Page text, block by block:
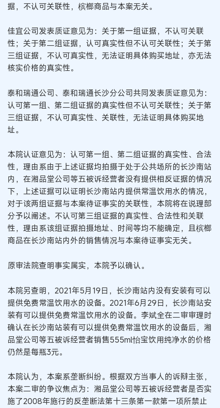
据，不认可关联性，槟榔商品与本案无关。
佳宜公司发表质证意见为：关于第一组证据，不认可关联
性；关于第二组证据，认可真实性但不认可关联性；关于第
三组证据，不认可真实性，无法证明具体购买地址，亦无法
核实价格的真实性。
泰和瑞通公司、泰和瑞通长沙分公司共同发表质证意见为：
认可第一组、第二组证据的真实性但不认可关联性；关于第
三组证据，不认可真实性、关联性，无法证明具体购买地
址。
本院认证意见为：认可第一组、第二组证据的真实性、合法
性，理由系由于上述证据均拍摄于处于公共场所的长沙南站
内，在湘品堂公司等五被诉经营者没有提供相反证据的情况
下，上述证据可以证明长沙南站内提供常温饮用水的情况，
对于该两组证据与本案待证事实的关联性，本院将在说理部
分予以阐述。不认可第三组证据的真实性、合法性和关联
性，理由系该组证据拍摄地址、时间等均不能确定，且槟榔
商品在长沙南站内外的销售情况与本案待证事实无关。
原审法院查明事实属实，本院予以确认。
本院另查明，2021年5月19日，长沙南站内没有安装有可以
提供免费常温饮用水的设备。2021年6月29日，长沙南站安
装有可以提供免费常温饮用水的设备。李斌全在二审审理时
确认在长沙南站装有可以提供免费常温饮用水的设备后，湘
品堂公司等五被诉经营者销售555ml怡宝饮用纯净水的价格
仍然是每瓶3元。
本院认为，本案系垄断纠纷。根据双方当事人的诉辩主张，
本案二审的争议焦点为：湘品堂公司等五被诉经营者是否实
施了2008年施行的反垄断法第十三条第一款第一项所禁止